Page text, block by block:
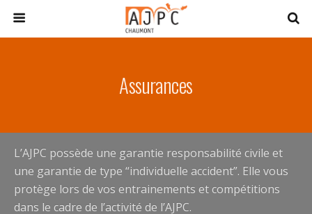
Assurances
L’AJPC possède une garantie responsabilité civile et
une garantie de type “individuelle accident”. Elle vous
protège lors de vos entrainements et compétitions
dans le cadre de l’activité de l’AJPC.